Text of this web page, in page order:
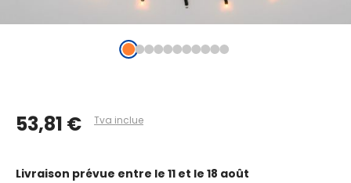
53,81 € Tva inclue
Livraison prévue entre le 11 et le 18 août